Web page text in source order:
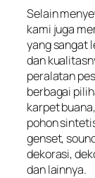
Selain
kami juga
yang sangat
dan
peralatan
berbagai
karpet
pohon
genset,
dekorasi,
dan lainnya.